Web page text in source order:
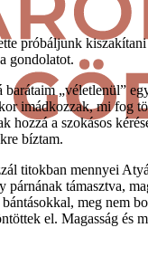
próbáljunk
gondolatot.
„véletlenül”
imádkozzak, mi fog
a szokásos
bíztam.
titokban mennyei
támasztva,
meg nem
el. Magasság és